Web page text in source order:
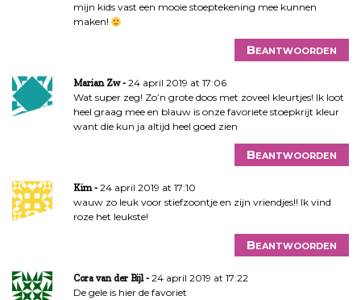
mijn kids vast een mooie stoeptekening mee kunnen
maken!
Beantwoorden
Marian Zw
24 april 2019 at 17:06
Wat super zeg! Zo’n grote doos met zoveel kleurtjes! Ik loot
heel graag mee en blauw is onze favoriete stoepkrijt kleur
want die kun ja altijd heel goed zien
Beantwoorden
Kim
24 april 2019 at 17:10
wauw zo leuk voor stiefzoontje en zijn vriendjes!! Ik vind
roze het leukste!
Beantwoorden
Cora van der Bijl
24 april 2019 at 17:22
De gele is hier de favoriet